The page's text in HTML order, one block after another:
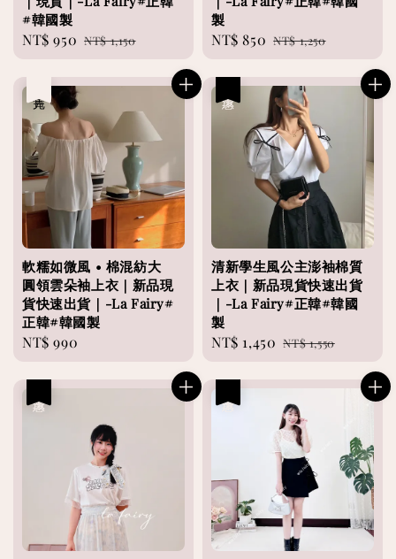
#韓國製
Sale
NT$ 950 Regular
NT$ 1,150
製
Sale
NT$ 850 Regular
NT$ 1,250
軟糯如微風 • 棉混紡大
圓領雲朵袖上衣｜新品現
貨快速出貨｜-La Fairy#
正韓#韓國製
Regular
NT$ 990
清新學生風公主澎袖棉質
上衣｜新品現貨快速出貨
｜-La Fairy#正韓#韓國
製
Sale
NT$ 1,450 Regular
NT$ 1,550